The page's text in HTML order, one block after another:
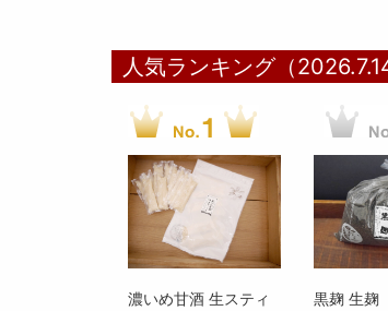
人気ランキング（
濃いめ甘酒 生スティ
黒麹 生麹